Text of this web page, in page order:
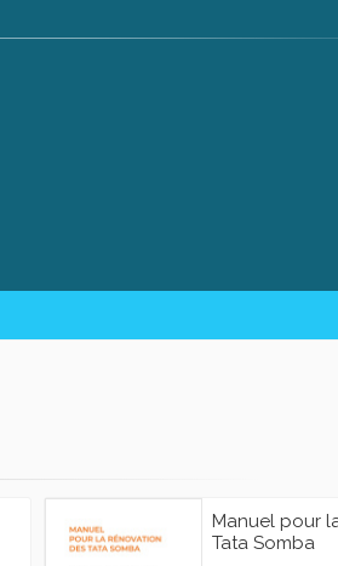
Manuel pour
Tata Somba